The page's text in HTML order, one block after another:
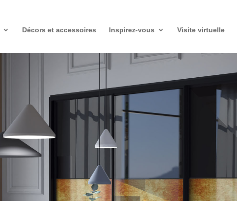
Décors et accessoires Inspirez-vous Visite virtuelle